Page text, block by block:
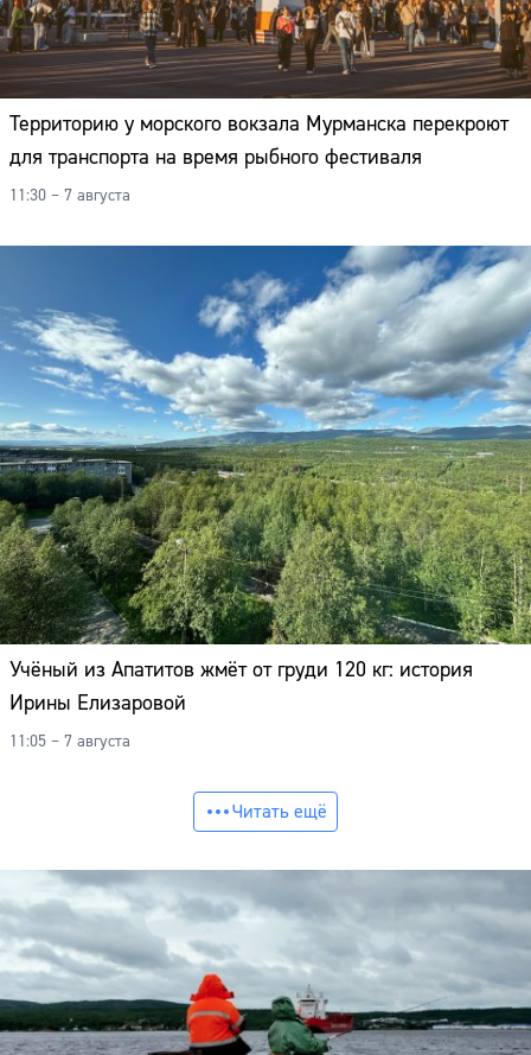
Территорию у морского вокзала Мурманска перекроют
для транспорта на время рыбного фестиваля
11:30 – 7 августа
Учёный из Апатитов жмёт от груди 120 кг: история
Ирины Елизаровой
11:05 – 7 августа
Читать ещё